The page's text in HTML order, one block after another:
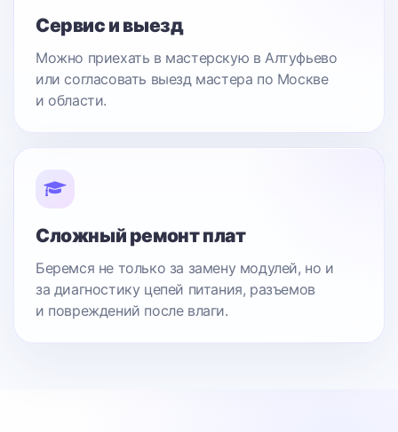
Сервис и выезд
Можно приехать в мастерскую в Алтуфьево
или согласовать выезд мастера по Москве
и области.
Сложный ремонт плат
Беремся не только за замену модулей, но и
за диагностику цепей питания, разъемов
и повреждений после влаги.